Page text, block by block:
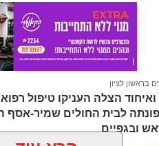
בראשון לציון
הצלה העניקו טיפול
לבית החולים שמיר-אסף
ובגפיים